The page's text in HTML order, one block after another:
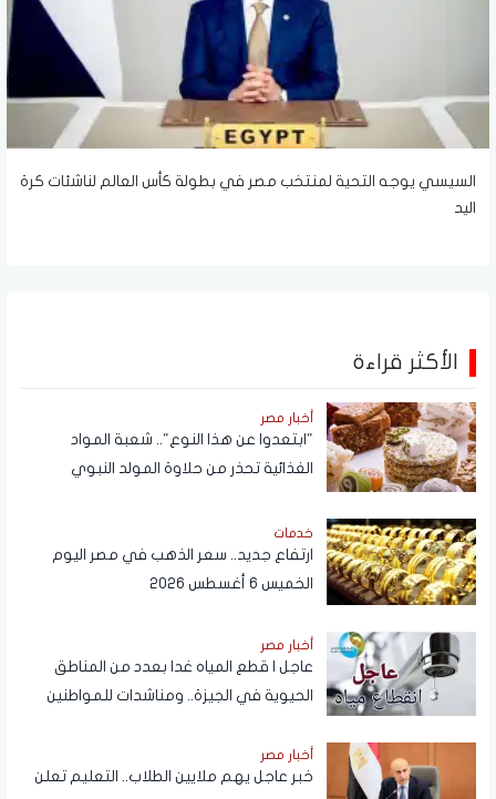
السيسي يوجه التحية لمنتخب مصر في بطولة كأس العالم لناشئات كرة
اليد
الأكثر قراءة
أخبار مصر
"ابتعدوا عن هذا النوع".. شعبة المواد
الغذائية تحذر من حلاوة المولد النبوي
خدمات
ارتفاع جديد.. سعر الذهب في مصر اليوم
الخميس 6 أغسطس 2026
أخبار مصر
عاجل | قطع المياه غدا بعدد من المناطق
الحيوية في الجيزة.. ومناشدات للمواطنين
أخبار مصر
خبر عاجل يهم ملايين الطلاب.. التعليم تعلن